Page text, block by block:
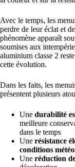
Avec le temps, les
perdre de leur éclat et
phénomène apparaît
soumises aux
aluminium classe 2
cette évolution.
Dans les faits, les
présentent plusieurs
Une durabilité
meilleure
dans le temps
Une résistance
conditions
Une réduction